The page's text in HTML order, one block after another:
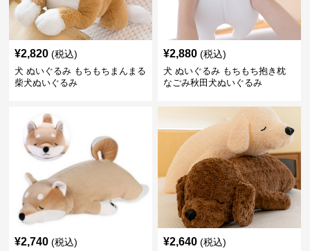
¥2,820 (税込)
犬 ぬいぐるみ もちもちまんまる
柴犬ぬいぐるみ
¥2,880 (税込)
犬 ぬいぐるみ もちもち抱き枕
なごみ秋田犬ぬいぐるみ
¥2,740 (税込) ¥2,640 (税込)